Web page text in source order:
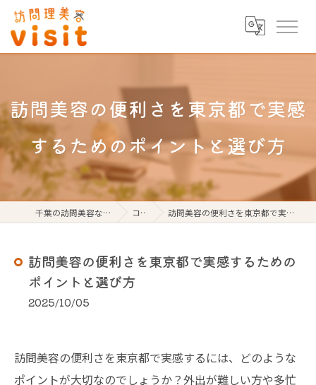
訪問美容の便利さを東京都で実感
するためのポイントと選び方
千葉の訪問美容なら訪問理美容visit コラム 訪問美容の便利さを東京都で実感するためのポイントと選び方
訪問美容の便利さを東京都で実感するための
ポイントと選び方
2025/10/05
訪問美容の便利さを東京都で実感するには、どのような
ポイントが大切なのでしょうか？外出が難しい方や多忙